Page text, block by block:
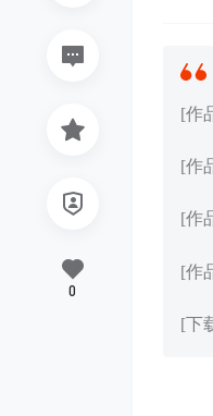
[作
[作
[作
[作
[下
0